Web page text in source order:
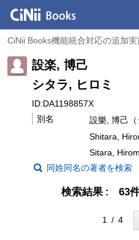
CiNii Books機能統合対応の追加
設楽, 博己
シタラ, ヒロミ
ID:DA1198857X
別名
設樂, 博己（
Shitara,
Sitara,
同姓同名の著者を検索
検索結果 63
1 / 4